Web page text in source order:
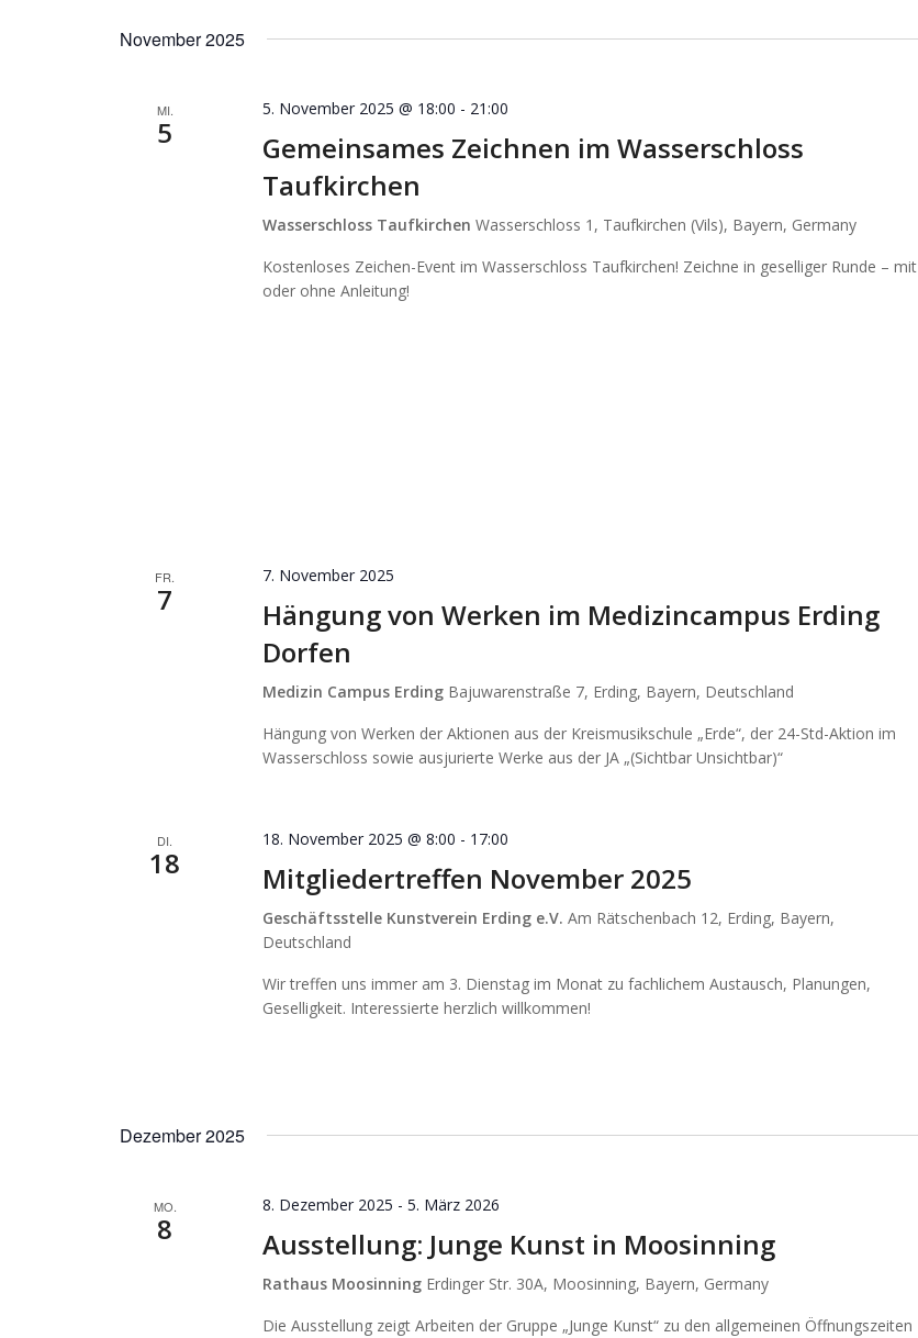
November 2025
MI.
5
5. November 2025 @ 18:00 - 21:00
Gemeinsames Zeichnen im Wasserschloss
Taufkirchen
Wasserschloss TaufkirchenWasserschloss 1, Taufkirchen (Vils), Bayern, Germany
Kostenloses Zeichen-Event im Wasserschloss Taufkirchen! Zeichne in geselliger Runde – mit
oder ohne Anleitung!
FR.
7
7. November 2025
Hängung von Werken im Medizincampus Erding
Dorfen
Medizin Campus Erding Bajuwarenstraße 7, Erding, Bayern, Deutschland
Hängung von Werken der Aktionen aus der Kreismusikschule „Erde“, der 24-Std-Aktion im
Wasserschloss sowie ausjurierte Werke aus der JA „(Sichtbar Unsichtbar)“
DI.
18
18. November 2025 @ 8:00 - 17:00
Mitgliedertreffen November 2025
Geschäftsstelle Kunstverein Erding e.V.Am Rätschenbach 12, Erding, Bayern,
Deutschland
Wir treffen uns immer am 3. Dienstag im Monat zu fachlichem Austausch, Planungen,
Geselligkeit. Interessierte herzlich willkommen!
Dezember 2025
MO.
8
8. Dezember 2025 -5. März 2026
Ausstellung: Junge Kunst in Moosinning
Rathaus Moosinning Erdinger Str. 30A, Moosinning, Bayern, Germany
Die Ausstellung zeigt Arbeiten der Gruppe „Junge Kunst“ zu den allgemeinen Öffnungszeiten